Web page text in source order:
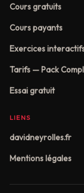
Cours gratuits
Cours payants
Exercices
Tarifs — Pack
Essai gratuit
LIENS
davidneyrolles.fr
Mentions légales